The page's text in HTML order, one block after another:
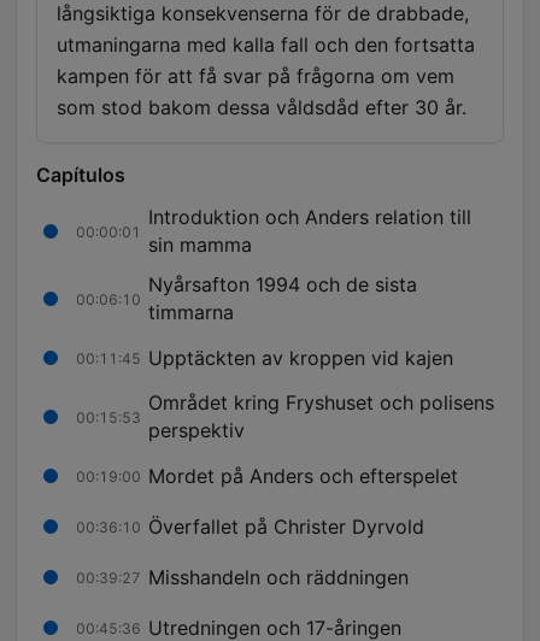
långsiktiga konsekvenserna för de drabbade,
utmaningarna med kalla fall och den fortsatta
kampen för att få svar på frågorna om vem
som stod bakom dessa våldsdåd efter 30 år.
Capítulos
00:00:01
Introduktion och Anders relation till
sin mamma
00:06:10
Nyårsafton 1994 och de sista
timmarna
00:11:45 Upptäckten av kroppen vid kajen
00:15:53
Området kring Fryshuset och polisens
perspektiv
00:19:00 Mordet på Anders och efterspelet
00:36:10 Överfallet på Christer Dyrvold
00:39:27 Misshandeln och räddningen
00:45:36 Utredningen och 17-åringen